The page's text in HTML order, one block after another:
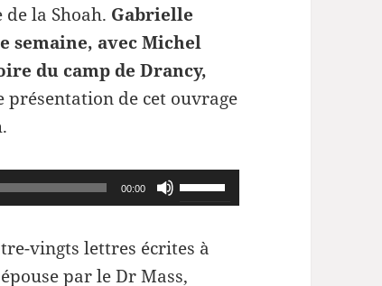
la Shoah. Gabrielle
semaine, avec Michel
du camp de Drancy,
présentation de cet ouvrage
00:00
Utilisez
les
flèches
vingts lettres écrites à
par le Dr Mass,